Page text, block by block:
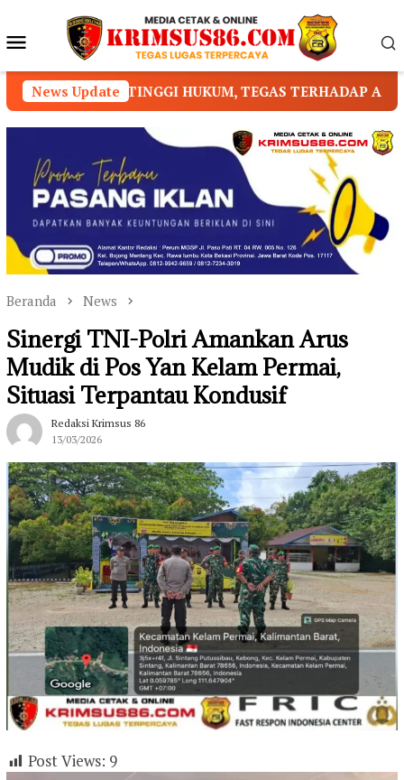
konten Menu
Mobile
News Update
HUKUM, TEGAS TERHADAP ANGGOTA YANG
Beranda News
Sinergi TNI-Polri Amankan Arus
Mudik di Pos Yan Kelam Permai,
Situasi Terpantau Kondusif
Redaksi Krimsus 86
13/03/2026
Post Views: 9